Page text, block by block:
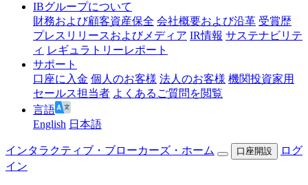
IBグループについて
財務および顧客資産保全 会社概要および沿革 受賞歴
プレスリリースおよびメディア IR情報 サステナビリテ
ィ レギュラトリーレポート
サポート
口座に入金 個人のお客様 法人のお客様 機関投資家用
セールス担当者 よくあるご質問を閲覧
言語
English 日本語
インタラクティブ・ブローカーズ・ホーム 口座開設
ログ
イン